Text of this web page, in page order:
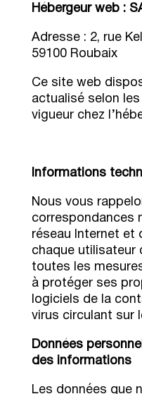
Hébergeur web :
Adresse : 2, rue
59100 Roubaix
Ce site web
actualisé selon
vigueur chez
Informations
Nous vous
correspondances
réseau Internet et
chaque utilisateur
toutes les
à protéger ses
logiciels de la
virus circulant sur
Données
des informations
Les données que